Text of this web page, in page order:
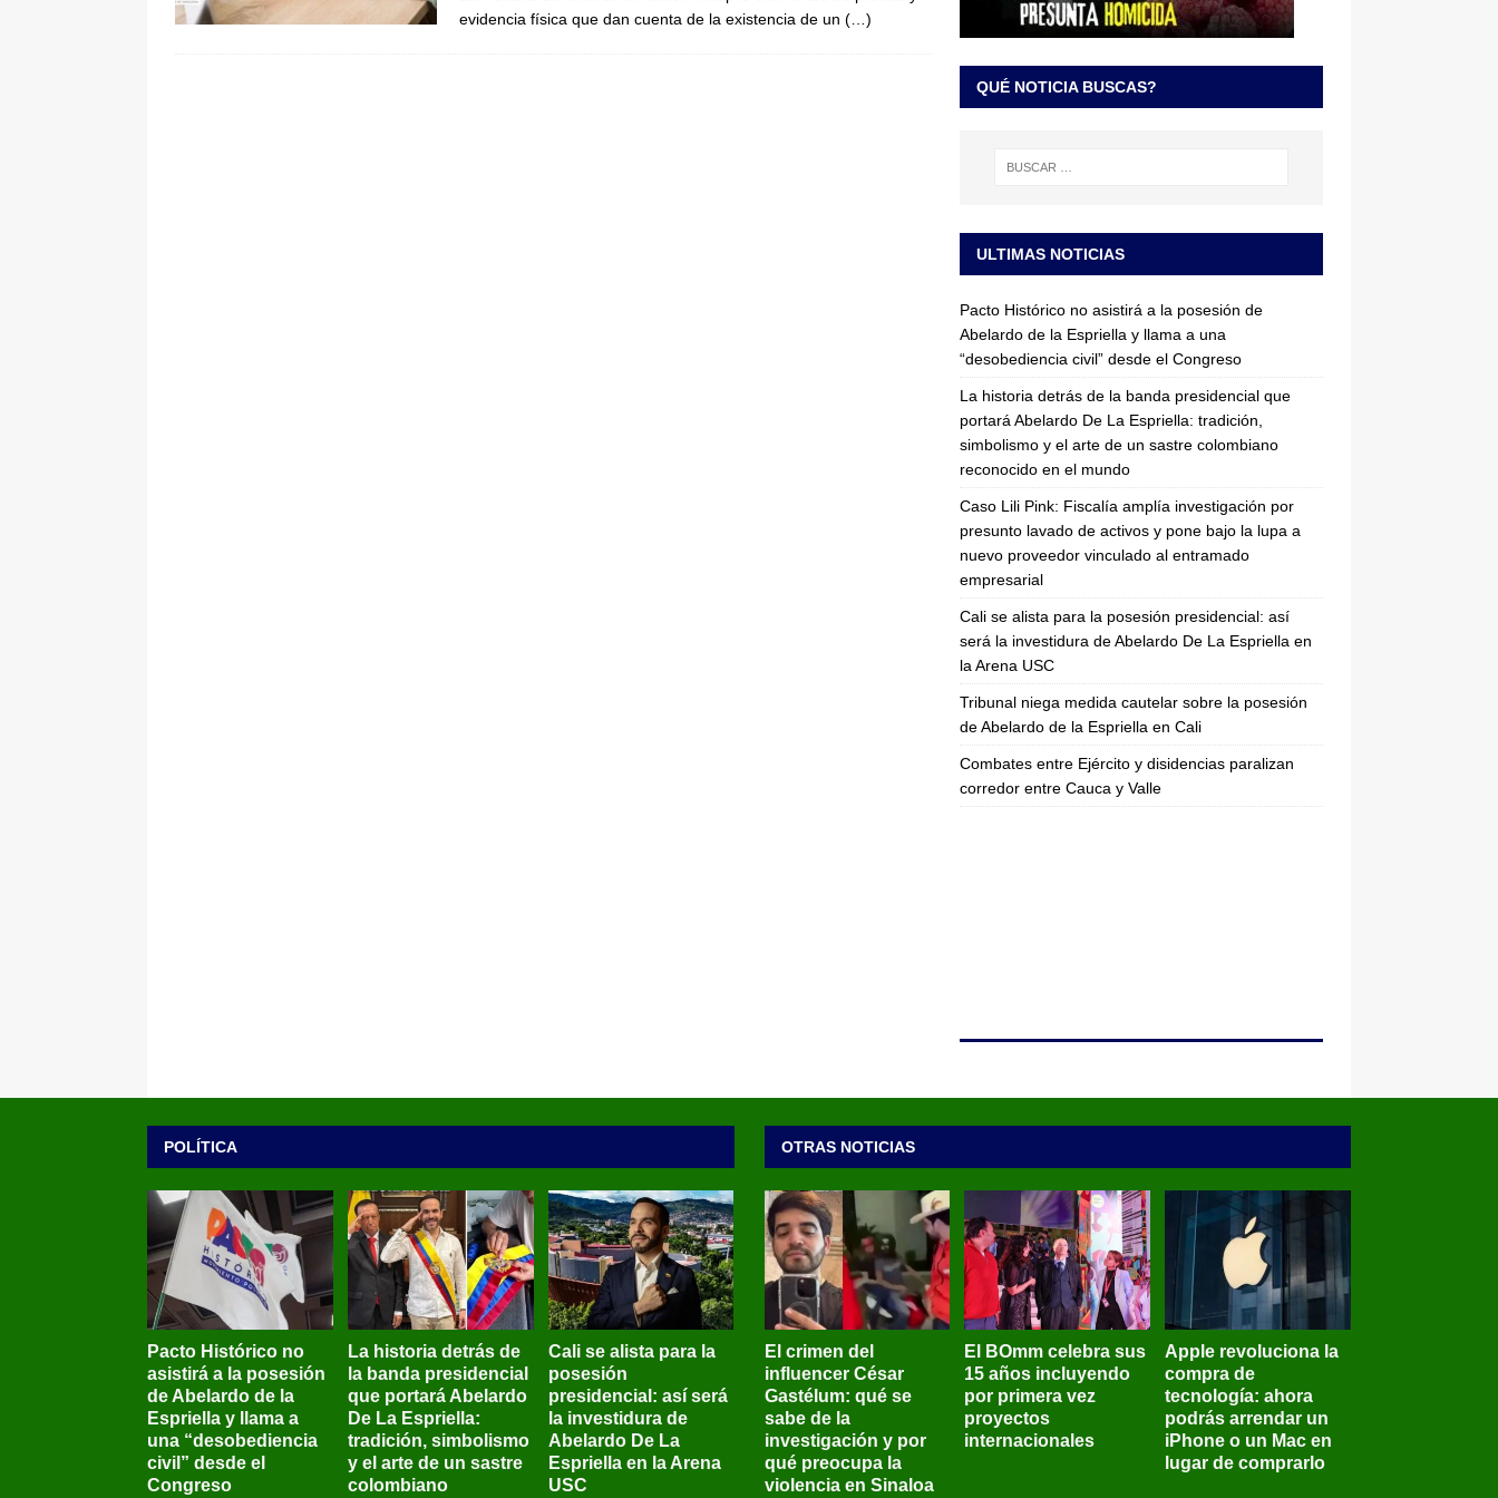
De La Espriella en la Arena USC LO ÚLTIMO
evidencia física que dan cuenta de la existencia de un (…)
QUÉ NOTICIA BUSCAS?
ULTIMAS NOTICIAS
Pacto Histórico no asistirá a la posesión de
Abelardo de la Espriella y llama a una
“desobediencia civil” desde el Congreso
La historia detrás de la banda presidencial que
portará Abelardo De La Espriella: tradición,
simbolismo y el arte de un sastre colombiano
reconocido en el mundo
Caso Lili Pink: Fiscalía amplía investigación por
presunto lavado de activos y pone bajo la lupa a
nuevo proveedor vinculado al entramado
empresarial
Cali se alista para la posesión presidencial: así
será la investidura de Abelardo De La Espriella en
la Arena USC
Tribunal niega medida cautelar sobre la posesión
de Abelardo de la Espriella en Cali
Combates entre Ejército y disidencias paralizan
corredor entre Cauca y Valle
POLÍTICA
Pacto Histórico no
asistirá a la posesión
de Abelardo de la
Espriella y llama a
una “desobediencia
civil” desde el
Congreso
La historia detrás de
la banda presidencial
que portará Abelardo
De La Espriella:
tradición, simbolismo
y el arte de un sastre
colombiano
Cali se alista para la
posesión
presidencial: así será
la investidura de
Abelardo De La
Espriella en la Arena
USC
OTRAS NOTICIAS
El crimen del
influencer César
Gastélum: qué se
sabe de la
investigación y por
qué preocupa la
violencia en Sinaloa
El BOmm celebra sus
15 años incluyendo
por primera vez
proyectos
internacionales
Apple revoluciona la
compra de
tecnología: ahora
podrás arrendar un
iPhone o un Mac en
lugar de comprarlo